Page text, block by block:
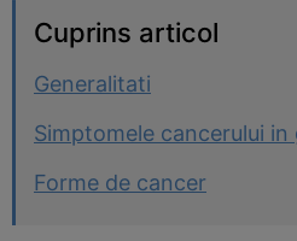
Cuprins articol
Generalitati
Simptomele cancerului in
Forme de cancer